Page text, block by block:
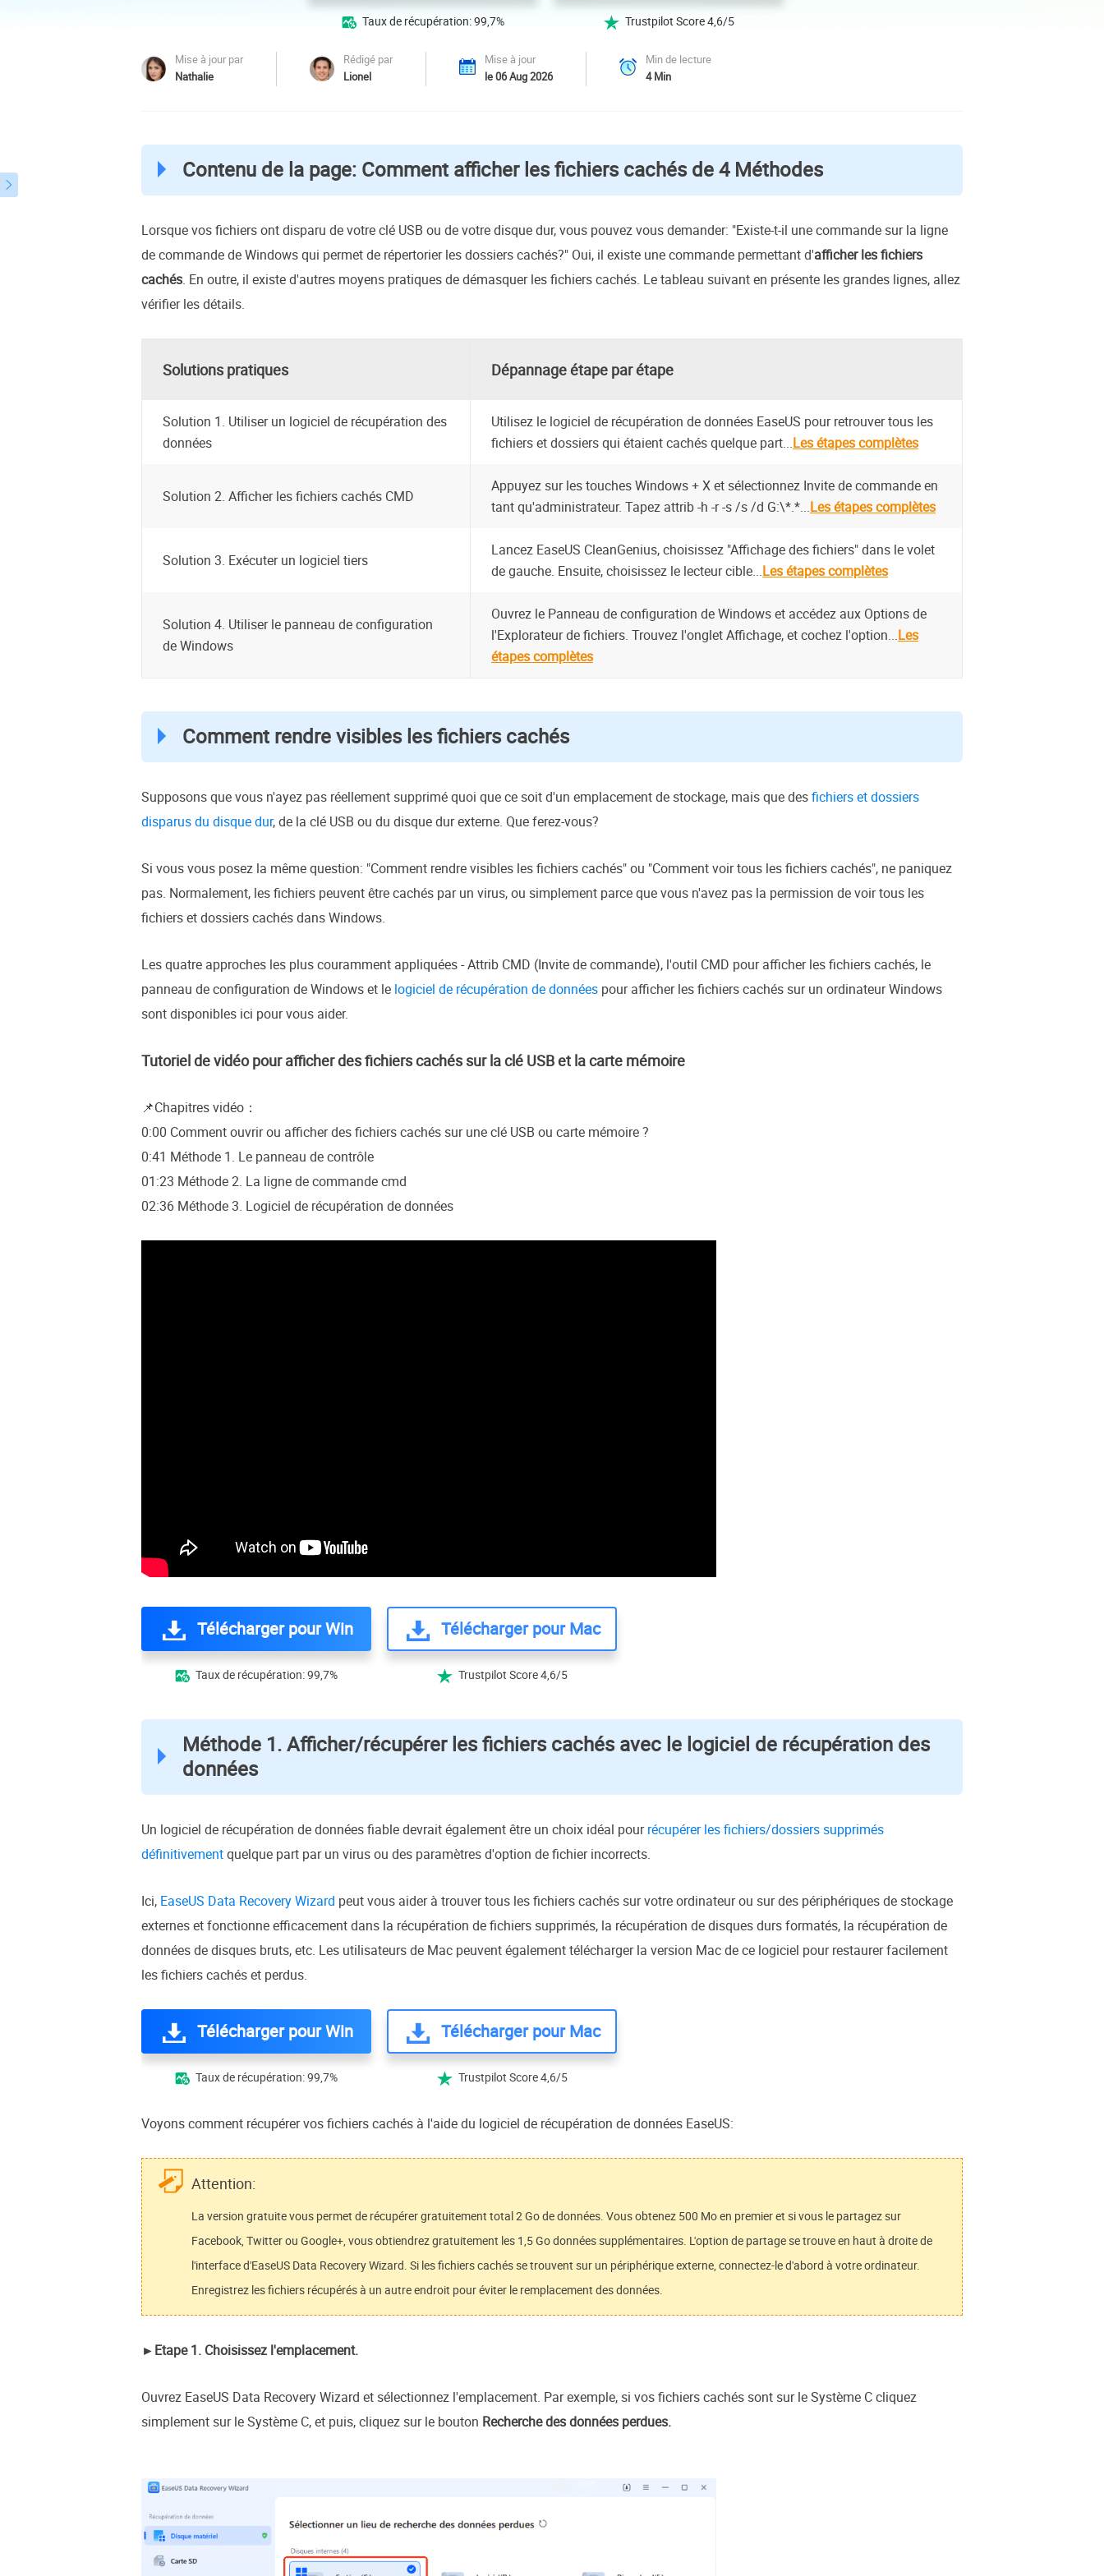
Autres produits de récupération
Services experts de récupération de données
Email Recovery
Récupérer des e-mails Outlook
Déploiement intelligent de Windows
 Taux de récupération: 99,7%  Trustpilot Score 4,6/5

Mise à jour par
Nathalie
Rédigé par
Lionel
Mise à jour
le 06 Aug 2026
Min de lecture
4Min
Contenu de la page: Comment afficher les fichiers cachés de 4 Méthodes
Lorsque vos fichiers ont disparu de votre clé USB ou de votre disque dur, vous pouvez vous demander: "Existe-t-il une commande sur la ligne
de commande de Windows qui permet de répertorier les dossiers cachés?" Oui, il existe une commande permettant d'afficher les fichiers
cachés. En outre, il existe d'autres moyens pratiques de démasquer les fichiers cachés. Le tableau suivant en présente les grandes lignes, allez
vérifier les détails.
Solutions pratiques Dépannage étape par étape
Solution 1. Utiliser un logiciel de récupération des
données
Utilisez le logiciel de récupération de données EaseUS pour retrouver tous les
fichiers et dossiers qui étaient cachés quelque part...Les étapes complètes
Solution 2. Afficher les fichiers cachés CMD
Appuyez sur les touches Windows + X et sélectionnez Invite de commande en
tant qu'administrateur. Tapez attrib -h -r -s /s /d G:\*.*...Les étapes complètes
Solution 3. Exécuter un logiciel tiers
Lancez EaseUS CleanGenius, choisissez "Affichage des fichiers" dans le volet
de gauche. Ensuite, choisissez le lecteur cible...Les étapes complètes
Solution 4. Utiliser le panneau de configuration
de Windows
Ouvrez le Panneau de configuration de Windows et accédez aux Options de
l'Explorateur de fichiers. Trouvez l'onglet Affichage, et cochez l'option...Les
étapes complètes
Comment rendre visibles les fichiers cachés
Supposons que vous n'ayez pas réellement supprimé quoi que ce soit d'un emplacement de stockage, mais que desfichiers et dossiers
disparus du disque dur, de la clé USB ou du disque dur externe. Que ferez-vous?
Si vous vous posez la même question: "Comment rendre visibles les fichiers cachés" ou "Comment voir tous les fichiers cachés", ne paniquez
pas. Normalement, les fichiers peuvent être cachés par un virus, ou simplement parce que vous n'avez pas la permission de voir tous les
fichiers et dossiers cachés dans Windows.
Les quatre approches les plus couramment appliquées - Attrib CMD (Invite de commande), l'outil CMD pour afficher les fichiers cachés, le
panneau de configuration de Windows et le logiciel de récupération de données pour afficher les fichiers cachés sur un ordinateur Windows
sont disponibles ici pour vous aider.
Tutoriel de vidéo pour afficher des fichiers cachés sur la clé USB et la carte mémoire
📌Chapitres vidéo：
0:00 Comment ouvrir ou afficher des fichiers cachés sur une clé USB ou carte mémoire ?
0:41 Méthode 1. Le panneau de contrôle
01:23 Méthode 2. La ligne de commande cmd
02:36 Méthode 3. Logiciel de récupération de données
Télécharger pour Win
 Taux de récupération: 99,7%
Télécharger pour Mac
 Trustpilot Score 4,6/5
Méthode 1. Afficher/récupérer les fichiers cachés avec le logiciel de récupération des
données
Un logiciel de récupération de données fiable devrait également être un choix idéal pourrécupérer les fichiers/dossiers supprimés
définitivementquelque part par un virus ou des paramètres d'option de fichier incorrects.
Ici, EaseUS Data Recovery Wizard peut vous aider à trouver tous les fichiers cachés sur votre ordinateur ou sur des périphériques de stockage
externes et fonctionne efficacement dans la récupération de fichiers supprimés, la récupération de disques durs formatés, la récupération de
données de disques bruts, etc. Les utilisateurs de Mac peuvent également télécharger la version Mac de ce logiciel pour restaurer facilement
les fichiers cachés et perdus.
Télécharger pour Win
 Taux de récupération: 99,7%
Télécharger pour Mac
 Trustpilot Score 4,6/5
Voyons comment récupérer vos fichiers cachés à l'aide du logiciel de récupération de données EaseUS:
Attention:
La version gratuite vous permet de récupérer gratuitement total 2 Go de données. Vous obtenez 500 Mo en premier et si vous le partagez sur
Facebook, Twitter ou Google+, vous obtiendrez gratuitement les 1,5 Go données supplémentaires. L'option de partage se trouve en haut à droite de
l'interface d'EaseUS Data Recovery Wizard. Si les fichiers cachés se trouvent sur un périphérique externe, connectez-le d'abord à votre ordinateur.
Enregistrez les fichiers récupérés à un autre endroit pour éviter le remplacement des données.
►Etape 1. Choisissez l'emplacement.
Ouvrez EaseUS Data Recovery Wizard et sélectionnez l'emplacement. Par exemple, si vos fichiers cachés sont sur le Système C cliquez
simplement sur le Système C, et puis, cliquez sur le bouton Recherche des données perdues.